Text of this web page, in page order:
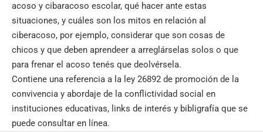
acoso y cibaracoso escolar, qué hacer ante estas
situaciones, y cuáles son los mitos en relación al
ciberacoso, por ejemplo, considerar que son cosas de
chicos y que deben aprendeer a arreglárselas solos o que
para frenar el acoso tenés que deolvérsela.
Contiene una referencia a la ley 26892 de promoción de la
convivencia y abordaje de la conflictividad social en
instituciones educativas, links de interés y bibligrafía que se
puede consultar en línea.